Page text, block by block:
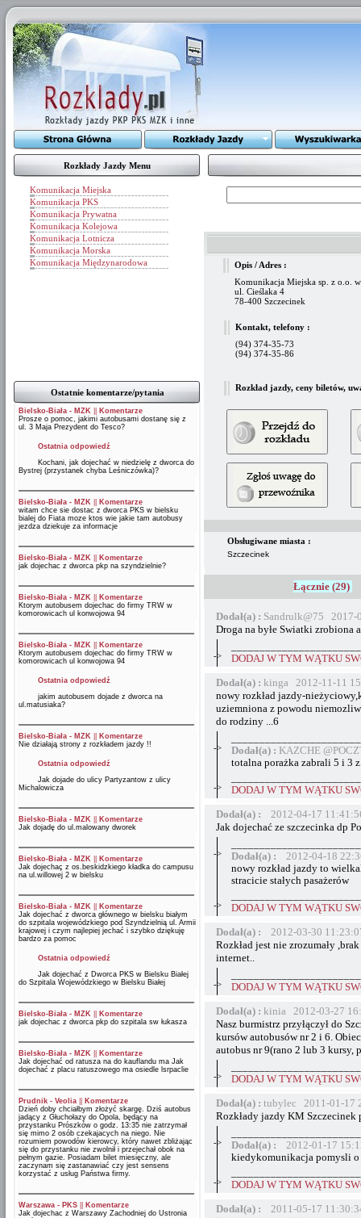
Rozkłady Jazdy Menu
Komunikacja Miejska
Komunikacja PKS
Komunikacja Prywatna
Komunikacja Kolejowa
Komunikacja Lotnicza
Komunikacja Morska
Komunikacja Międzynarodowa
Ostatnie komentarze/pytania
Bielsko-Biała - MZK
Komentarze
Prosze o pomoc, jakimi autobusami dostanę się z
ul. 3 Maja Prezydent do Tesco?
Ostatnia odpowiedź
Kochani, jak dojechać w niedzielę z dworca do
Bystrej (przystanek chyba Leśniczówka)?
Bielsko-Biała - MZK
Komentarze
witam chce sie dostac z dworca PKS w bielsku
bialej do Fiata moze ktos wie jakie tam autobusy
jezdza dziekuje za informacje
Bielsko-Biała - MZK
Komentarze
jak dojechac z dworca pkp na szyndzielnie?
Bielsko-Biała - MZK
Komentarze
Ktorym autobusem dojechac do firmy TRW w
komorowicach ul konwojowa 94
Bielsko-Biała - MZK
Komentarze
Ktorym autobusem dojechac do firmy TRW w
komorowicach ul konwojowa 94
Ostatnia odpowiedź
jakim autobusem dojade z dworca na
ul.matusiaka?
Bielsko-Biała - MZK
Komentarze
Nie działają strony z rozkładem jazdy !!
Ostatnia odpowiedź
Jak dojade do ulicy Partyzantow z ulicy
Michalowicza
Bielsko-Biała - MZK
Komentarze
Jak dojadę do ul.malowany dworek
Bielsko-Biała - MZK
Komentarze
Jak dojechaç z os.beskidzkiego kładka do campusu
na ul.willowej 2 w bielsku
Bielsko-Biała - MZK
Komentarze
Jak dojechać z dworca głównego w bielsku białym
do szpitala wojewódzkiego pod Szyndzielnią ul. Armii
krajowej i czym najlepiej jechać i szybko dziękuję
bardzo za pomoc
Ostatnia odpowiedź
Jak dojechać z Dworca PKS w Bielsku Białej
do Szpitala Wojewódzkiego w Bielsku Białej
Bielsko-Biała - MZK
Komentarze
jak dojechac z dworca pkp do szpitala sw łukasza
Bielsko-Biała - MZK
Komentarze
Jak dojechać od ratusza na do kauflandu ma Jak
dojechać z placu ratuszowego ma osiedle lsrpaclie
Prudnik - Veolia
Komentarze
Dzień doby chciałbym złożyć skargę. Dziś autobus
jadący z Głuchołazy do Opola, będący na
przystanku Prószków o godz. 13:35 nie zatrzymał
się mimo 2 osób czekajacych na niego. Nie
rozumiem powodów kierowcy, który nawet zbliżając
się do przystanku nie zwolnił i przejechał obok na
pełnym gazie. Posiadam bilet miesięczny, ale
zaczynam się zastanawiać czy jest sensens
korzystać z usług Państwa firmy.
Warszawa - PKS
Komentarze
Jak dojechac z Warszawy Zachodniej do Ustronia
Opis / Adres :
Komunikacja Miejska sp. z o.o.
ul. Cieślaka 4
78-400 Szczecinek
Kontakt, telefony :
(94) 374-35-73
(94) 374-35-86
Rozkład jazdy, ceny biletów,
Obsługiwane miasta :
Szczecinek
Łącznie (29)
Dodał(a) : Sandrulk@75 2017-
Droga na byłe Swiatki zrobiona
->
DODAJ W TYM WĄTKU
Dodał(a) : kinga 2012-11-11
nowy rozkład jazdy-
uziemniona z powodu
do rodziny ...6
->
Dodał(a) : KAZCHE
totalna porażka zabrali 5 i 3
->
DODAJ W TYM WĄTKU
Dodał(a) :
2012-04-17
Jak dojechać ze szczecinka dp
->
Dodał(a) :
2012-04-18
nowy rozkład jazdy to
stracicie stałych pasażerów
->
DODAJ W TYM WĄTKU
Dodał(a) :
2012-03-30
Rozkład jest nie zrozumały
internet..
->
DODAJ W TYM WĄTKU
Dodał(a) : kinia 2012-03-27
Nasz burmistrz przyłączył do
kursów autobusów nr 2 i 6.
autobus nr 9(rano 2 lub 3 kursy,
->
DODAJ W TYM WĄTKU
Dodał(a) : tubylec 2011-01-17
Rozkłady jazdy KM Szczecinek
->
Dodał(a) :
2012-01-17
kiedykomunikacja pomysli
->
DODAJ W TYM WĄTKU
Dodał(a) :
2011-05-17